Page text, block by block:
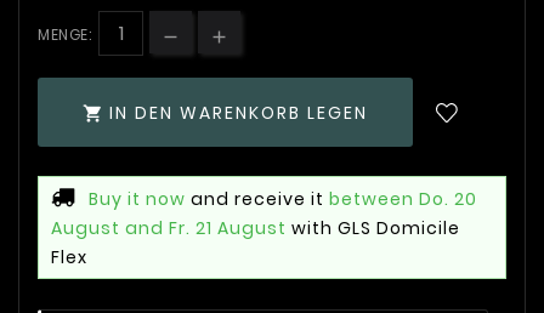
MENGE:
 IN DEN WARENKORB LEGEN
Buy it now and receive it between Do. 20
August and Fr. 21 August with GLS Domicile
Flex